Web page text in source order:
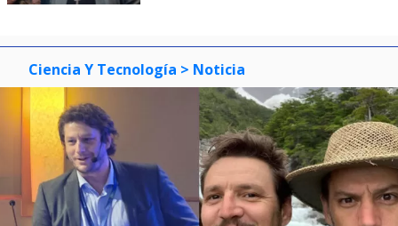
Ciencia Y Tecnología > Noticia